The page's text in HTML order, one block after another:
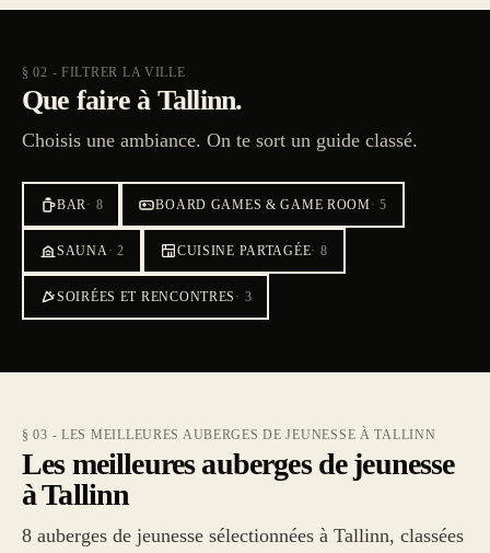
§ 02 - FILTRER LA VILLE
Que faire à Tallinn.
Choisis une ambiance. On te sort un guide classé.
BAR· 8 BOARD GAMES & GAME ROOM·5
SAUNA·2 CUISINE PARTAGÉE· 8
SOIRÉES ET RENCONTRES · 3
§ 03 - LES MEILLEURES AUBERGES DE JEUNESSE À TALLINN
Les meilleures auberges de jeunesse
à Tallinn
8 auberges de jeunesse sélectionnées à Tallinn, classées